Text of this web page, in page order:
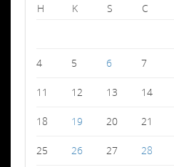
H
K S C
4 5 6 7
11 12 13 14
18 19 20 21
25 26 27 28